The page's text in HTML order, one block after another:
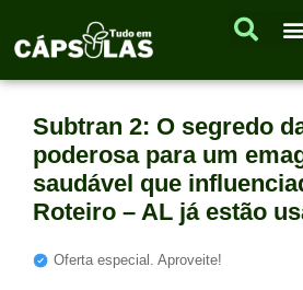
Subtran 2: O segredo
poderosa para um
saudável que
Roteiro – AL já estão
Oferta especial. Aproveite!